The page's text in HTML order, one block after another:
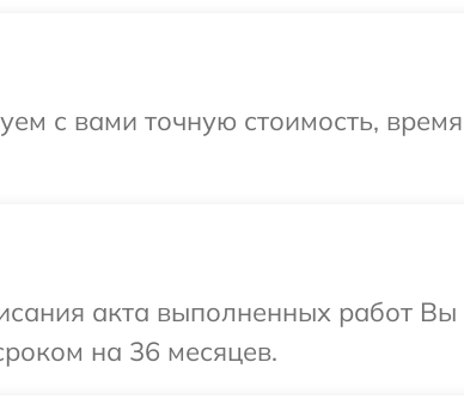
с вами точную стоимость,
акта выполненных работ
на 36 месяцев.